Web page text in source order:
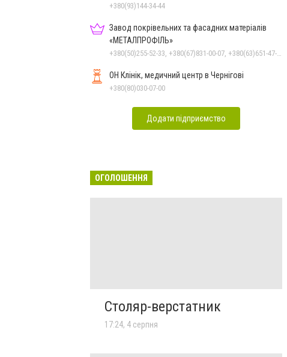
+380(93)144-34-44
Завод покрівельних та фасадних матеріалів
«МЕТАЛПРОФІЛЬ»
ОН Клінік, медичний центр в Чернігові
+380(80)030-07-00
Додати підприємство
ОГОЛОШЕННЯ
Столяр-верстатник
17:24, 4 серпня